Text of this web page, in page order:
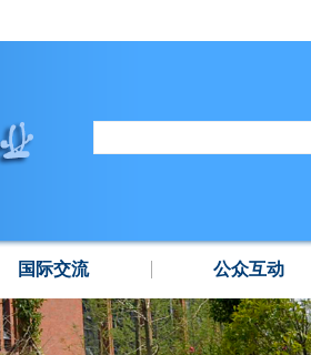
国际交流 公众互动